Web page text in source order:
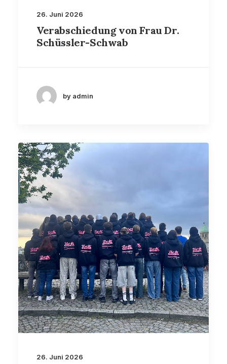
26. Juni 2026
Verabschiedung von Frau Dr.
Schüssler-Schwab
by admin
26. Juni 2026